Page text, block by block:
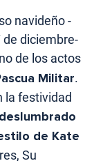
navideño -
diciembre-
de los actos
Militar.
la festividad
de Kate
Su